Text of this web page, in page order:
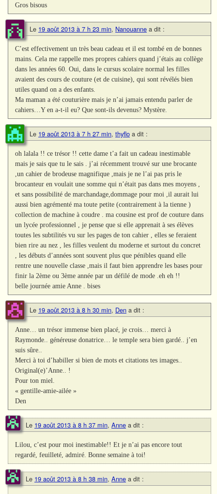
Gros bisous
Le 19 août 2013 à 7 h 23 min, Nanouanne a dit :
C’est effectivement un très beau cadeau et il est tombé en de bonnes
mains. Cela me rappelle mes propres cahiers quand j’étais au collège
dans les années 60. Oui, dans le cursus scolaire normal les filles
avaient des cours de couture (et de cuisine), qui sont révélés bien
utiles quand on a des enfants.
Ma maman a été couturière mais je n’ai jamais entendu parler de
cahiers…Y en a-t-il eu? Que sont-ils devenus? Mystère.
Le 19 août 2013 à 7 h 27 min, thyflo a dit :
oh lalala !! ce trésor !! cette dame t’a fait un cadeau inestimable
mais je sais que tu le sais . j’ai récemment trouvé sur une brocante
,un cahier de brodeuse magnifique ,mais je ne l’ai pas pris le
brocanteur en voulait une somme qui n’était pas dans mes moyens ,
et sans possibilité de marchandage,dommage pour moi ,il aurait lui
aussi bien agrémenté ma toute petite (contrairement à la tienne )
collection de machine à coudre . ma cousine est prof de couture dans
un lycée professionnel , je pense que si elle apprenait à ses élèves
toutes les subtilités vu sur les pages de ton cahier , elles se feraient
bien rire au nez , les filles veulent du moderne et surtout du concret
, les débuts d’années sont souvent plus que pénibles quand elle
rentre une nouvelle classe ,mais il faut bien apprendre les bases pour
finir la 2ème ou 3ème année par un défilé de mode .eh eh !!
belle journée amie Anne . bises
Le 19 août 2013 à 8 h 30 min, Den a dit :
Anne… un trésor immense bien placé, je crois… merci à
Raymonde.. généreuse donatrice… le temple sera bien gardé.. j’en
suis sûre..
Merci à toi d’habiller si bien de mots et citations tes images..
Original(e)’Anne.. !
Pour ton miel.
« gentille-amie-ailée »
Den
Le 19 août 2013 à 8 h 37 min, Anne a dit :
Lilou, c’est pour moi inestimable!! Et je n’ai pas encore tout
regardé, feuilleté, admiré. Bonne semaine à toi!
Le 19 août 2013 à 8 h 38 min, Anne a dit :